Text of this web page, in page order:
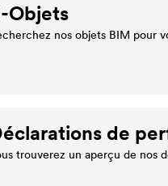
Objets
nos objets BIM pour
de
trouverez un aperçu de nos